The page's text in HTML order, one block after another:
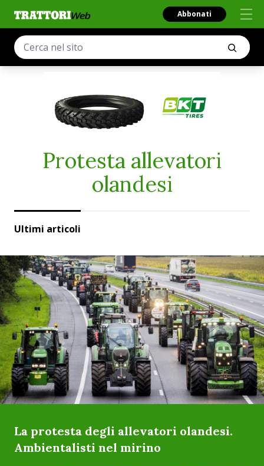
Abbonati
Protesta allevatori
olandesi
Ultimi articoli
La protesta degli allevatori olandesi.
Ambientalisti nel mirino